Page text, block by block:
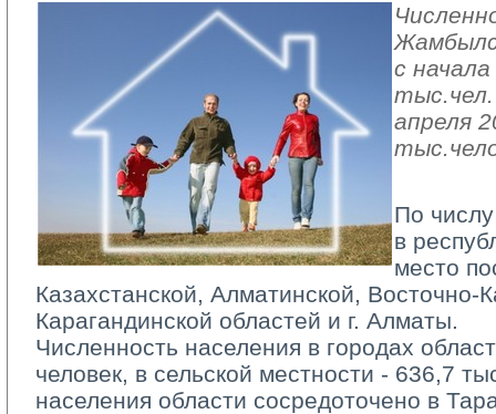
с
апреля
По
в
место
Казахстанской, Алматинской, Восточно-
Карагандинской областей и г. Алматы.
Численность населения в городах
человек, в сельской местности - 636,7
населения области сосредоточено в